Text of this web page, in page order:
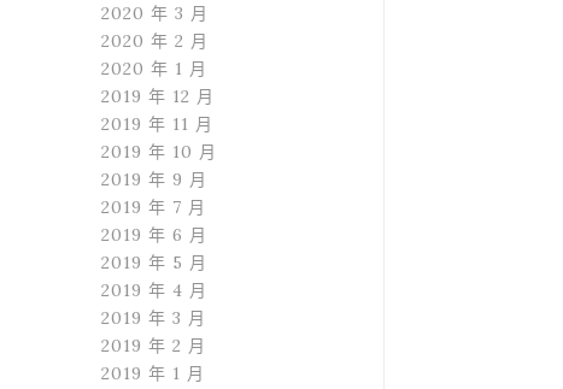
2020 年 3 月
2020 年 2 月
2020 年 1 月
2019 年 12 月
2019 年 11 月
2019 年 10 月
2019 年 9 月
2019 年 7 月
2019 年 6 月
2019 年 5 月
2019 年 4 月
2019 年 3 月
2019 年 2 月
2019 年 1 月